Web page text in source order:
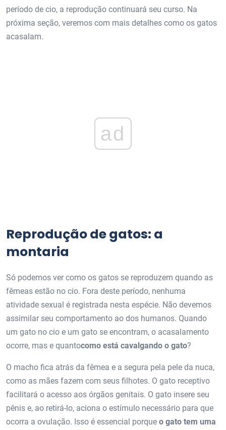
período de cio, a reprodução continuará seu curso. Na
próxima seção, veremos com mais detalhes como os gatos
acasalam.
ad
Reprodução de gatos: a
montaria
Só podemos ver como os gatos se reproduzem quando as
fêmeas estão no cio. Fora deste período, nenhuma
atividade sexual é registrada nesta espécie. Não devemos
assimilar seu comportamento ao dos humanos. Quando
um gato no cio e um gato se encontram, o acasalamento
ocorre, mas e quantocomo está cavalgando o gato?
O macho fica atrás da fêmea e a segura pela pele da nuca,
como as mães fazem com seus filhotes. O gato receptivo
facilitará o acesso aos órgãos genitais. O gato insere seu
pênis e, ao retirá-lo, aciona o estímulo necessário para que
ocorra a ovulação. Isso é essencial porque o gato tem uma